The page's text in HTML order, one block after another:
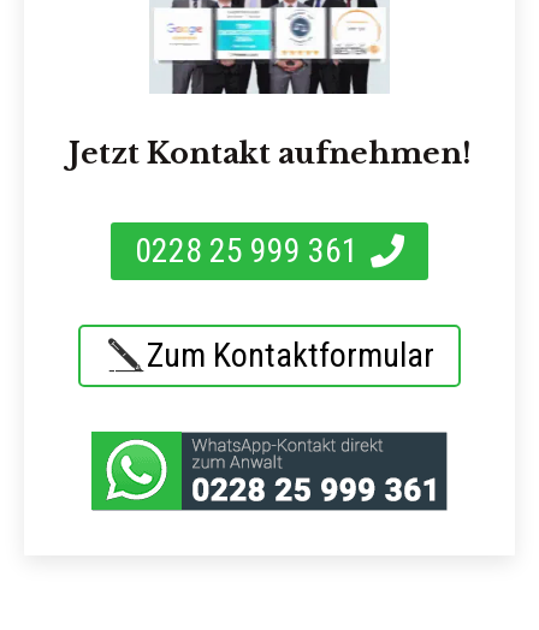
Jetzt Kontakt aufnehmen!
0228 25 999 361
Zum Kontaktformular